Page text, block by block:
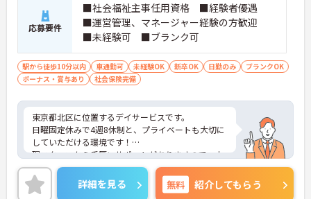
応募要件
■社会福祉主事任用資格 ■経験者優遇
■運営管理、マネージャー経験の方歓迎
■未経験可 ■ブランク可
駅から徒歩10分以内 車通勤可 未経験OK 新卒OK 日勤のみ
ブランクOK
ボーナス・賞与あり
社会保険完備
東京都北区に位置するデイサービスです。
日曜固定休みで4週8休制と、プライベートも大切に
していただける環境です！
現スタッフから手厚いサポートがありますので、未
経験の方も安心してご応募ください。
ご興味をお持ちの方はお気軽にお問い合わせくださ
い。
詳細を見る 無料 紹介してもらう